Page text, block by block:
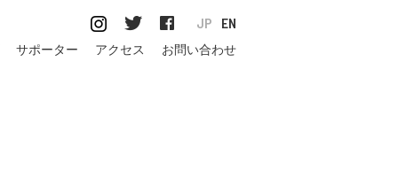
EN
JP
サポーター アクセス お問い合わせ